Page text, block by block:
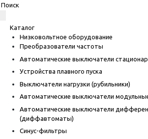
Каталог
Низковольтное оборудование
Преобразователи частоты
Автоматические выключатели
Устройства плавного пуска
Выключатели нагрузки (рубильники)
Автоматические выключатели
Автоматические выключатели
(диффавтоматы)
Синус-фильтры